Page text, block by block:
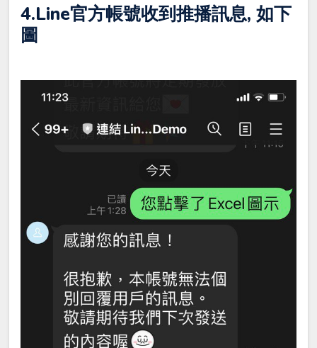
4.Line官方帳號收到推播訊息, 如下
圖